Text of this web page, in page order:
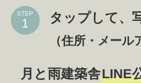
STEP タップして、
（住所・メール
月と雨建築舎LINE